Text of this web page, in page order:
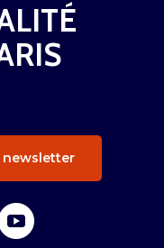
newsletter